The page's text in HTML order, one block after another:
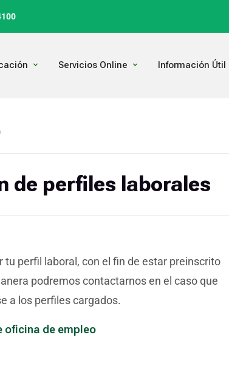
Open Comunicación
Servicios Online Open Servicios Online
Información Útil
de perfiles laborales
tu perfil laboral, con el fin de estar preinscrito
podremos contactarnos en el caso que
a los perfiles cargados.
oficina de empleo